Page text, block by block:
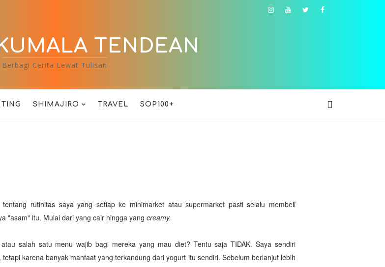
TENDEAN
Berbagi Cerita Lewat Tulisan
SHIMAJIRO TRAVEL SOP100+
rutinitas saya yang setiap ke minimarket atau supermarket pasti selalu membeli
"asam" itu. Mulai dari yang cair hingga yang creamy.
salah satu menu wajib bagi mereka yang mau diet? Tentu saja TIDAK. Saya sendiri
karena banyak manfaat yang terkandung dari yogurt itu sendiri. Sebelum berlanjut lebih